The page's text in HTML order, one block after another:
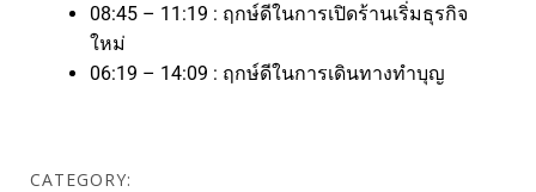
08:45 – 11:19 : ฤกษ์ดีในการเปิดร้านเริ่มธุรกิจ
ใหม่
06:19 – 14:09 : ฤกษ์ดีในการเดินทางทำบุญ
CATEGORY: